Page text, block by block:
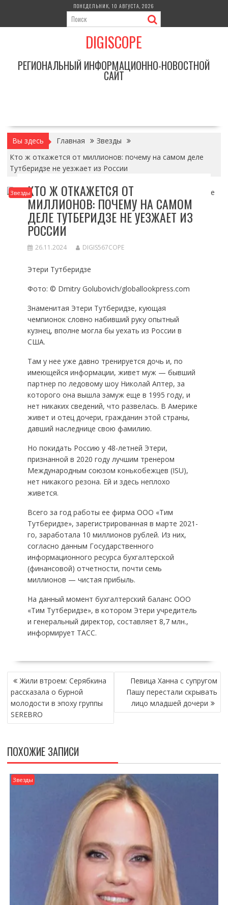
содержимому
ПОНЕДЕЛЬНИК, 10 АВГУСТА, 2026
DIGISCOPE
РЕГИОНАЛЬНЫЙ ИНФОРМАЦИОННО-НОВОСТНОЙ
САЙТ
Вы здесь Главная
Звезды
Кто ж откажется от миллионов: почему на самом деле
Тутберидзе не уезжает из России
ЗвездыКТО Ж ОТКАЖЕТСЯ ОТ
МИЛЛИОНОВ: ПОЧЕМУ НА САМОМ
ДЕЛЕ ТУТБЕРИДЗЕ НЕ УЕЗЖАЕТ ИЗ
РОССИИ
26.11.2024 DIGIS567COPE
Этери Тутберидзе
Фото: © Dmitry Golubovich/globallookpress.com
Знаменитая Этери Тутберидзе, кующая
чемпионок словно набивший руку опытный
кузнец, вполне могла бы уехать из России в
США.
Там у нее уже давно тренируется дочь и, по
имеющейся информации, живет муж — бывший
партнер по ледовому шоу Николай Аптер, за
которого она вышла замуж еще в 1995 году, и
нет никаких сведений, что развелась. В Америке
живет и отец дочери, гражданин этой страны,
давший наследнице свою фамилию.
Но покидать Россию у 48-летней Этери,
признанной в 2020 году лучшим тренером
Международным союзом конькобежцев (ISU),
нет никакого резона. Ей и здесь неплохо
живется.
Всего за год работы ее фирма ООО «Тим
Тутберидзе», зарегистрированная в марте 2021-
го, заработала 10 миллионов рублей. Из них,
согласно данным Государственного
информационного ресурса бухгалтерской
(финансовой) отчетности, почти семь
миллионов — чистая прибыль.
На данный момент бухгалтерский баланс ООО
«Тим Тутберидзе», в котором Этери учредитель
и генеральный директор, составляет 8,7 млн.,
информирует ТАСС.
НАВИГАЦИЯ
ПО
ЗАПИСЯМ
Жили втроем: Серябкина
рассказала о бурной
молодости в эпоху группы
SEREBRO
Певица Ханна с супругом
Пашу перестали скрывать
лицо младшей дочери
ПОХОЖИЕ ЗАПИСИ
Звезды